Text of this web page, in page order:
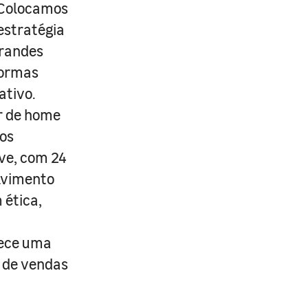
de home
com 24
ética,
uma
vendas